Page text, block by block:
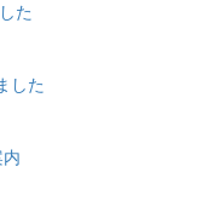
た
した